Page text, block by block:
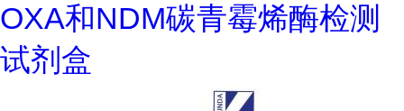
OXA和NDM碳青霉烯酶检测
试剂盒